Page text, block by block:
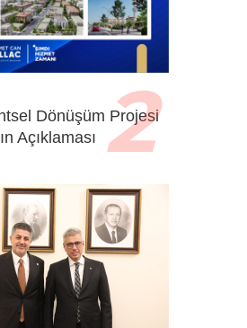
Dönüşüm Projesi
Açıklaması